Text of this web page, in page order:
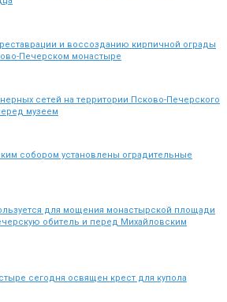
и воссозданию кирпичной ограды
Печерском монастыре
сетей на территории Псково-Печерского
музеем
собором установлены оградительные
для мощения монастырской площади
обитель и перед Михайловским
сегодня освящен крест для купола